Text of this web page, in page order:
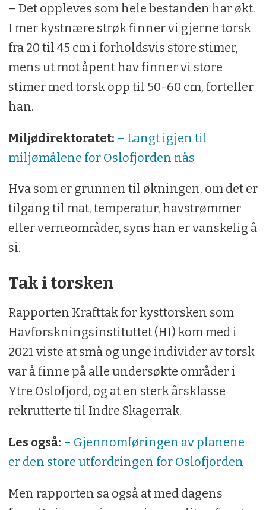
– Det oppleves som hele bestanden har økt.
I mer kystnære strøk finner vi gjerne torsk
fra 20 til 45 cm i forholdsvis store stimer,
mens ut mot åpent hav finner vi store
stimer med torsk opp til 50-60 cm, forteller
han.
Miljødirektoratet: – Langt igjen til
miljømålene for Oslofjorden nås
Hva som er grunnen til økningen, om det er
tilgang til mat, temperatur, havstrømmer
eller verneområder, syns han er vanskelig å
si.
Tak i torsken
Rapporten Krafttak for kysttorsken som
Havforskningsinstituttet (HI) kom med i
2021 viste at små og unge individer av torsk
var å finne på alle undersøkte områder i
Ytre Oslofjord, og at en sterk årsklasse
rekrutterte til Indre Skagerrak.
Les også: – Gjennomføringen av planene
er den store utfordringen for Oslofjorden
Men rapporten sa også at med dagens